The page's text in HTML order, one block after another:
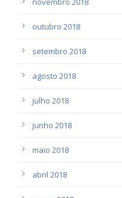
outubro 2018
setembro 2018
agosto 2018
julho 2018
junho 2018
maio 2018
abril 2018